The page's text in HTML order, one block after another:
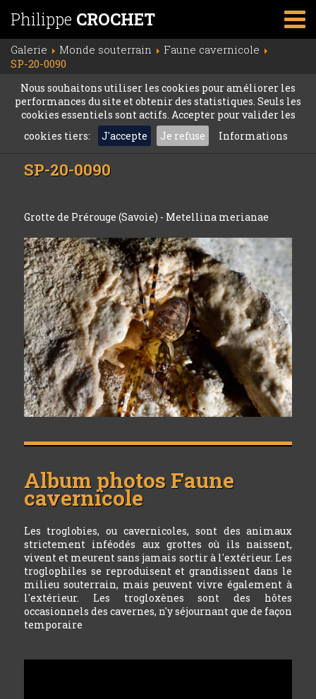
Philippe CROCHET
Galerie Monde souterrain
Faune cavernicole
SP-20-0090
Nous souhaitons utiliser les cookies pour améliorer les
performances du site et obtenir des statistiques. Seuls les
cookies essentiels sont actifs. Accepter pour valider les
cookies tiers:
J'accepte Je refuse Informations
SP-20-0090
Grotte de Prérouge (Savoie) - Metellina merianae
Album photos Faune
cavernicole
Les troglobies, ou cavernicoles, sont des animaux
strictement inféodés aux grottes où ils naissent,
vivent et meurent sans jamais sortir à l'extérieur. Les
troglophiles se reproduisent et grandissent dans le
milieu souterrain, mais peuvent vivre également à
l'extérieur. Les trogloxènes sont des hôtes
occasionnels des cavernes, n'y séjournant que de façon
temporaire